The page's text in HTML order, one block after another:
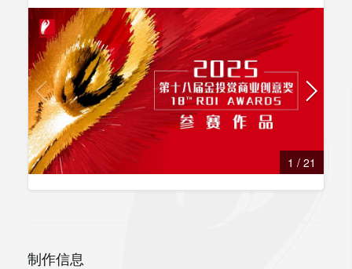
1 / 21
制作信息